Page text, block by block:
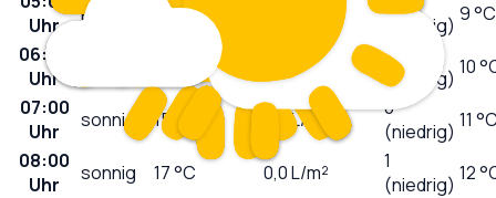
Uhr
klar 15°C
(niedrig) 9 °C
06:00
Uhr
L/m²
0
(niedrig) 10
07:00
Uhr
sonnig 15 °C L/m²
0
(niedrig) 11
08:00
Uhr
sonnig 17°C 0,0L/m²
1
(niedrig) 12